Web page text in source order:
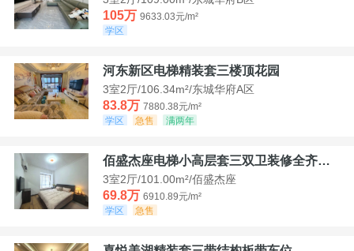
105万 9633.03元/m²
学区
河东新区电梯精装套三楼顶花园
3室2厅/106.34m²/东城华府A区
83.8万 7880.38元/m²
学区
急售 满两年
佰盛杰座电梯小高层套三双卫装修全齐诚意出售
3室2厅/101.00m²/佰盛杰座
69.8万 6910.89元/m²
学区
急售